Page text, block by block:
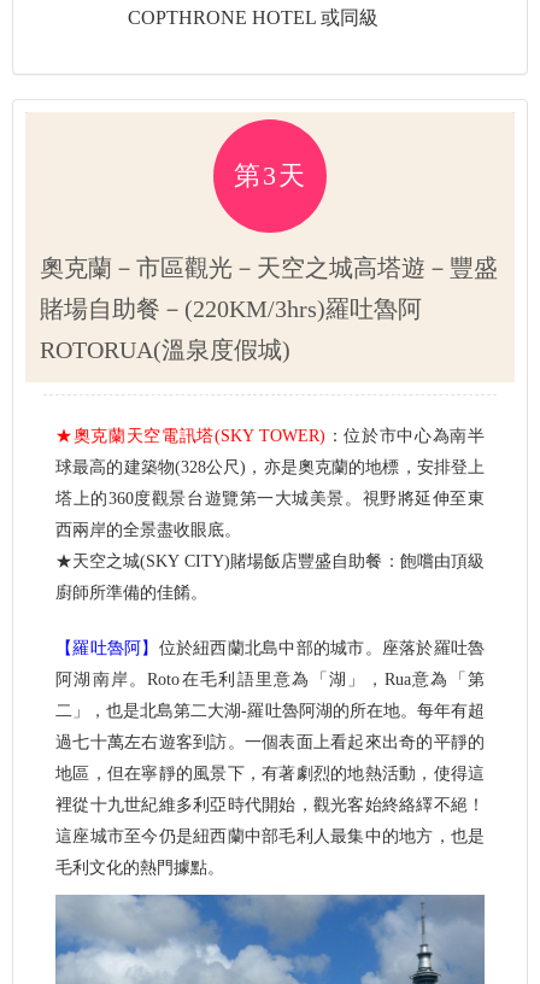
COPTHRONE HOTEL 或同級
第3天
奧克蘭－市區觀光－天空之城高塔遊－豐盛
賭場自助餐－(220KM/3hrs)羅吐魯阿
ROTORUA(溫泉度假城)
★奧克蘭天空電訊塔(SKY TOWER) ：位於市中心為南半
球最高的建築物(328公尺)，亦是奧克蘭的地標，安排登上
塔上的360度觀景台遊覽第一大城美景。視野將延伸至東
西兩岸的全景盡收眼底。
★天空之城(SKY CITY)賭場飯店豐盛自助餐：飽嚐由頂級
廚師所準備的佳餚。
【羅吐魯阿】 位於紐西蘭北島中部的城市。座落於羅吐魯
阿湖南岸。Roto在毛利語里意為「湖」，Rua意為「第
二」，也是北島第二大湖-羅吐魯阿湖的所在地。每年有超
過七十萬左右遊客到訪。一個表面上看起來出奇的平靜的
地區，但在寧靜的風景下，有著劇烈的地熱活動，使得這
裡從十九世紀維多利亞時代開始，觀光客始終絡繹不絕！
這座城市至今仍是紐西蘭中部毛利人最集中的地方，也是
毛利文化的熱門據點。